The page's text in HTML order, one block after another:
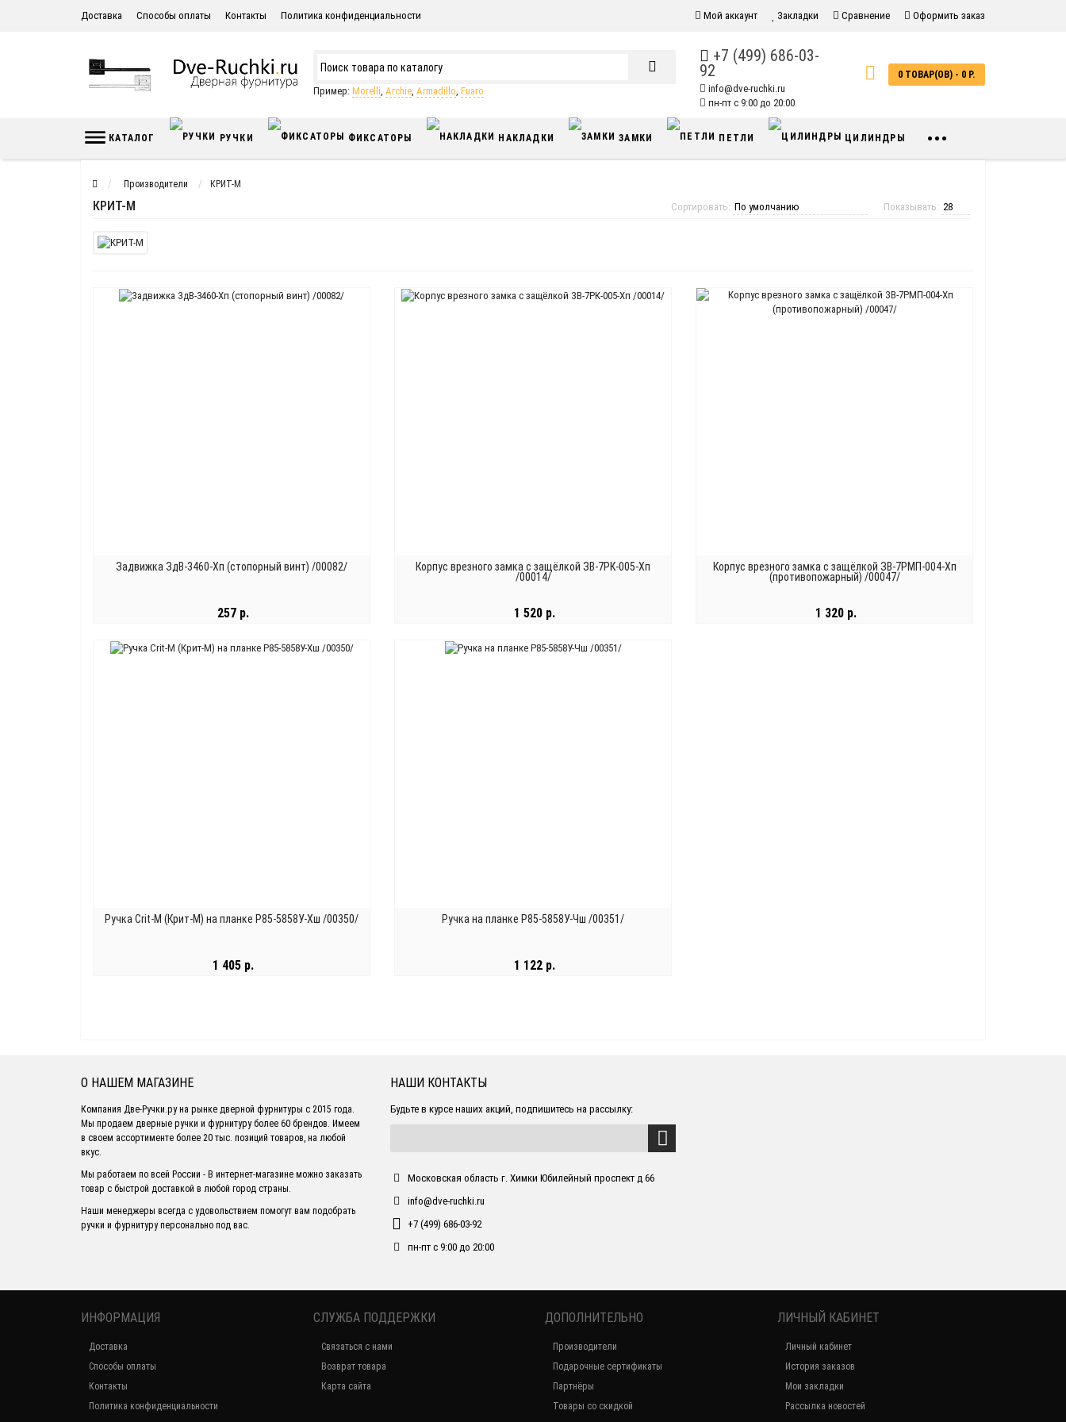
Доставка Способы оплаты Контакты Политика конфиденциальности Мой аккаунт Закладки Сравнение Оформить заказ
Пример: Morelli, Archie, Armadillo, Fuaro
+7 (499) 686-03-
92
info@dve-ruchki.ru
пн-пт с 9:00 до 20:00
0 ТОВАР(ОВ) - 0 Р.
КАТАЛОГ РУЧКИ ФИКСАТОРЫ НАКЛАДКИ ЗАМКИ ПЕТЛИ ЦИЛИНДРЫ •••
Производители КРИТ-М
КРИТ-М Показывать:
Сортировать:
Задвижка ЗдВ-3460-Хп (стопорный винт) /00082/
257 р.
В КОРЗИНУ
Корпус врезного замка с защёлкой ЗВ-7РК-005-Хп
/00014/
1 520 р.
В КОРЗИНУ
Корпус врезного замка с защёлкой ЗВ-7РМП-004-Хп
(противопожарный) /00047/
1 320 р.
Ручка Crit-M (Крит-М) на планке Р85-5858У-Хш /00350/
1 405 р.
Ручка на планке Р85-5858У-Чш /00351/
1 122 р.
О НАШЕМ МАГАЗИНЕ
Компания Две-Ручки.ру на рынке дверной фурнитуры с 2015 года.
Мы продаем дверные ручки и фурнитуру более 60 брендов. Имеем
в своем ассортименте более 20 тыс. позиций товаров, на любой
вкус.
Мы работаем по всей России - В интернет-магазине можно заказать
товар с быстрой доставкой в любой город страны.
Наши менеджеры всегда с удовольствием помогут вам подобрать
ручки и фурнитуру персонально под вас.
НАШИ КОНТАКТЫ
Будьте в курсе наших акций, подпишитесь на рассылку:
Московская область г. Химки Юбилейный проспект д 66
info@dve-ruchki.ru
+7 (499) 686-03-92
пн-пт с 9:00 до 20:00
ИНФОРМАЦИЯ
Доставка
Способы оплаты
Контакты
Политика конфиденциальности
СЛУЖБА ПОДДЕРЖКИ
Связаться с нами
Возврат товара
Карта сайта
ДОПОЛНИТЕЛЬНО
Производители
Подарочные сертификаты
Партнёры
Товары со скидкой
ЛИЧНЫЙ КАБИНЕТ
Личный кабинет
История заказов
Мои закладки
Рассылка новостей